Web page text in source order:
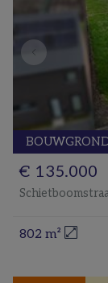
€ 135.000
802 m²